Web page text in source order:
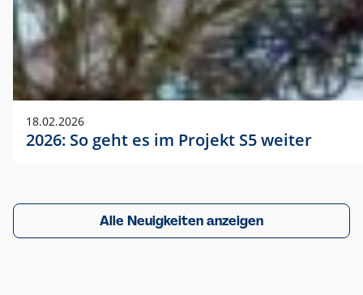
18.02.2026
2026: So geht es im Projekt S5 weiter
Alle Neuigkeiten anzeigen